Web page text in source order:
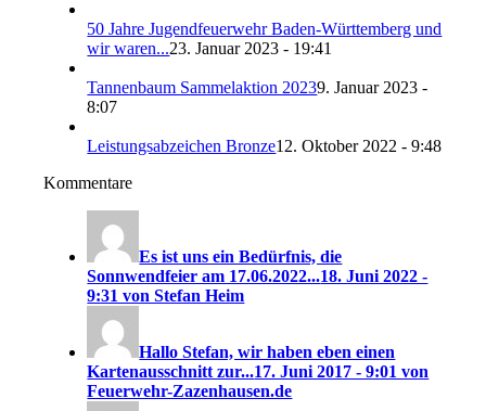
50 Jahre Jugendfeuerwehr Baden-Württemberg und
wir waren...23. Januar 2023 - 19:41
Tannenbaum Sammelaktion 20239. Januar 2023 -
8:07
Leistungsabzeichen Bronze12. Oktober 2022 - 9:48
Kommentare
Es ist uns ein Bedürfnis, die
Sonnwendfeier am 17.06.2022...18. Juni 2022 -
9:31 von Stefan Heim
Hallo Stefan, wir haben eben einen
Kartenausschnitt zur...17. Juni 2017 - 9:01 von
Feuerwehr-Zazenhausen.de